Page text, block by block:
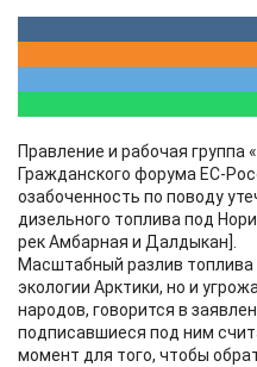
Правление и рабочая
Гражданского форума ЕС-
озабоченность по поводу
дизельного топлива под
рек Амбарная и Далдыкан].
Масштабный разлив
экологии Арктики, но и
народов, говорится в
подписавшиеся под ним
момент для того, чтобы